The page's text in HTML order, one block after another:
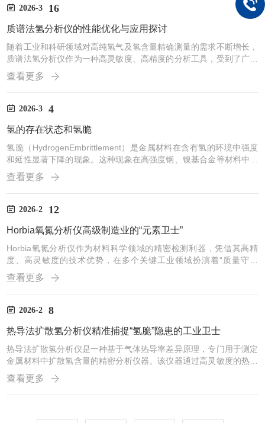
理：气相色谱法是利用环氧乙烷与其他气体在色谱柱中的分离特性，
通过测定其保留时间和峰面积来确定其浓度。优点：具有高灵敏度和
选择性，能够分离复杂样品中的多种成分。缺点：设备成本较高，...
2026-3 16
质谱法氢分析仪的性能优化与应用探讨
随着工业和科研领域对高纯氢气及氢含量精确测量的需求不断增长，
质谱法氢分析仪作为一种高灵敏度、高精度的分析工具，受到了广泛
关注。它能够通过测量样品中氢同位素或分子离子的质荷比，实现对
氢含量的快速、准确分析。然而，在实际应用过程中，如何优化其性
能以满足不同应用场景的要求，成为提升分析效率和准确性的关键问
题。在性能优化方面，首先需要关注仪器的灵敏度与分辨率。质谱法
分析中，微量氢的检测对仪器性能提出了高要求。优化离子源设计
查看更多
2026-3 4
氢的存在状态和氢脆
氢脆（HydrogenEmbrittlement）是金属材料在含有氢的环境中强度
和延性显著下降的现象。这种现象在高强度钢、镍基合金等材料中尤
为突出，可能导致突发性断裂，是制约氢能利用和结构材料安全性的
重要问题。参考日本上智大学高井健一教授在2011年发表的综述文
章，根据文章中几个数据图，梳理了氢在金属中的存在状态及其与氢
脆的关系。【1】氢在金属中的两种主要存在状态氢进入金属后并非
氢可分为：-扩散性氢（弱陷阱氢）：结...
查看更多
2026-2 12
Horbia氧氮分析仪高级制造业的“元素卫士”
Horbia氧氮分析仪作为材料科学领域的精密检测利器，凭借其高精
度、高灵敏度的技术优势，在多个关键工业领域扮演着“质量守门
员”的角色。该仪器基于惰性气体熔融-红外/热导检测原理，能够快
速、准确地测定固体材料中的氧、氮、氢元素含量，为材料研发、生
产控制及失效分析提供可靠的数据支撑。一、核心应用领域1.冶金与
金属材料在钢铁、有色金属及合金制造中，氧、氮含量是决定材料力
指标。Horbia分析仪广泛应用于钢铁冶炼过程的脱氧效...
查看更多
2026-2 8
热导法扩散氢分析仪精准捕捉“氢脆”隐患的工业卫士
热导法扩散氢分析仪是一种基于气体热导率差异原理，专门用于测定
金属材料中扩散氢含量的精密分析仪器。该仪器通过高灵敏度的热导
检测器（TCD），将气体导热系数的物理变化转化为可测量的电信
号，从而实现对氢含量的精准定量。其工作原理主要基于热导检测
法，即利用氢气与背景气体（如氩气或氮气）在热导率上的显著差异
的热导率，会带走热丝上的热量，导致热丝电阻发生变化，通过惠斯
查看更多